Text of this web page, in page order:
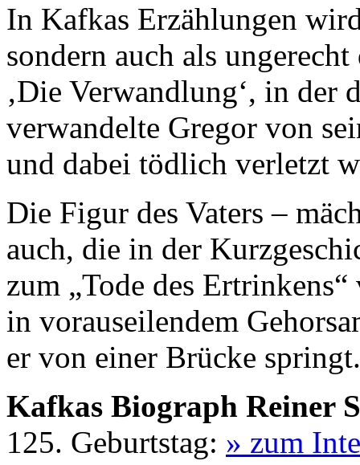
In Kafkas Erzählungen
sondern auch als
‚Die Verwandlung‘, in der
verwandelte Gregor von
und dabei tödlich verletzt
Die Figur des Vaters –
auch, die in der
zum „Tode des
in vorauseilendem
er von einer Brücke springt.
Kafkas Biograph Reiner
125. Geburtstag: » zum